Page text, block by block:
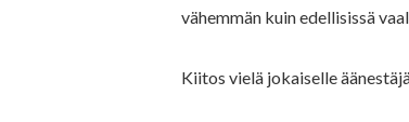
vähemmän kuin edellisissä
Kiitos vielä jokaiselle